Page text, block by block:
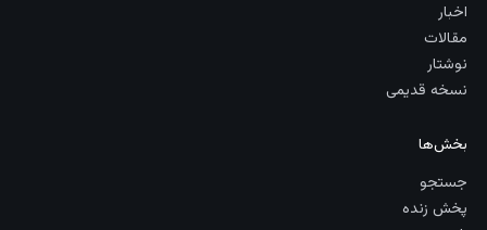
اخبار
مقالات
نوشتار
نسخه قدیمی
بخش‌ها
جستجو
پخش زنده